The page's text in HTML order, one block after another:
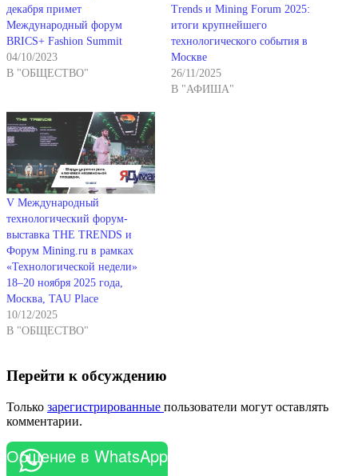
декабря примет
Международный форум
BRICS+ Fashion Summit
04/10/2023
В "ОБЩЕСТВО"
Trends и Mining Forum 2025:
итоги крупнейшего
технологического события в
Москве
26/11/2025
В "АФИША"
V Международный
технологический форум-
выставка THE TRENDS и
Форум Mining.ru в рамках
«Технологической недели»
18–20 ноября 2025 года,
Москва, TAU Place
10/12/2025
В "ОБЩЕСТВО"
Перейти к обсуждению
Только зарегистрированные пользователи могут оставлять
комментарии.
Общение в WhatsApp